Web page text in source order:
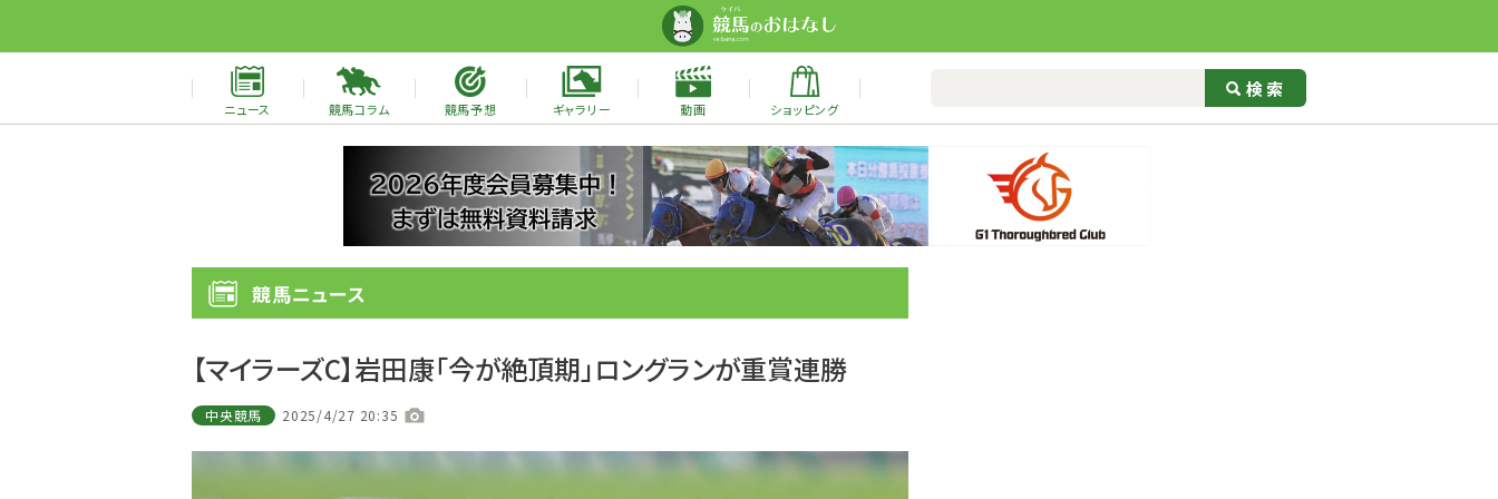
ニュース 競馬コラム 競馬予想 ギャラリー 動画 ショッピング
競馬ニュース
【マイラーズC】岩田康「今が絶頂期」ロングランが重賞連勝
中央競馬 2025/4/27 20:35